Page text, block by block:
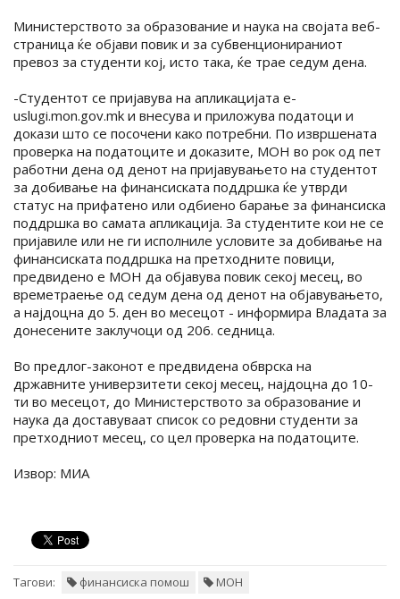
Министерството за образование и наука на својата веб-
страница ќе објави повик и за субвенционираниот
превоз за студенти кој, исто така, ќе трае седум дена.
-Студентот се пријавува на апликацијата e-
uslugi.mon.gov.mk и внесува и приложува податоци и
докази што се посочени како потребни. По извршената
проверка на податоците и доказите, МОН во рок од пет
работни дена од денот на пријавувањето на студентот
за добивање на финансиската поддршка ќе утврди
статус на прифатено или одбиено барање за финансиска
поддршка во самата апликација. За студентите кои не се
пријавиле или не ги исполниле условите за добивање на
финансиската поддршка на претходните повици,
предвидено е МОН да објавува повик секој месец, во
времетраење од седум дена од денот на објавувањето,
а најдоцна до 5. ден во месецот - информира Владата за
донесените заклучоци од 206. седница.
Во предлог-законот е предвидена обврска на
државните универзитети секој месец, најдоцна до 10-
ти во месецот, до Министерството за образование и
наука да доставуваат список со редовни студенти за
претходниот месец, со цел проверка на податоците.
Извор: МИА
Тагови: финансиска помош МОН